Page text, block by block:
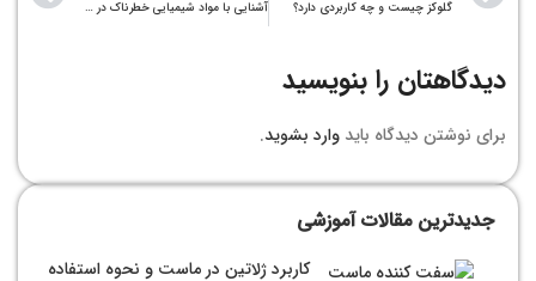
گلوکز چیست و چه کاربردی دارد؟ آشنایی با مواد شیمیایی خطرناک در خانه
دیدگاهتان را بنویسید
برای نوشتن دیدگاه باید وارد بشوید.
جدیدترین مقالات آموزشی
کاربرد ژلاتین در ماست و نحوه استفاده